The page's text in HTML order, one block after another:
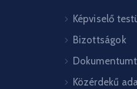
Képviselő
Bizottságok
Közérdekű